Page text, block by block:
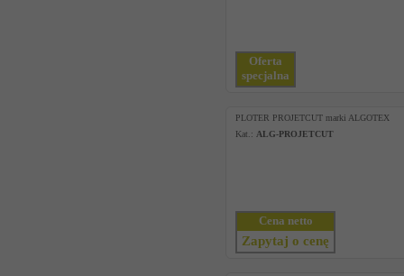
Oferta
specjalna
PLOTER PROJETCUT marki ALGOTEX
Kat.: ALG-PROJETCUT
Cena netto
Zapytaj o cenę